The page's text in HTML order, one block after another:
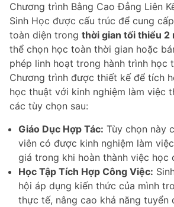
Chương trình Bằng Cao Đẳng Liên
Sinh Học được cấu trúc để cung
toàn diện trong thời gian tối thiểu 2
thể chọn học toàn thời gian hoặc
phép linh hoạt trong hành trình học
Chương trình được thiết kế để tích
học thuật với kinh nghiệm làm việc
các tùy chọn sau:
Giáo Dục Hợp Tác: Tùy chọn này
viên có được kinh nghiệm làm
giá trong khi hoàn thành việc học
Học Tập Tích Hợp Công Việc:
hội áp dụng kiến thức của mình
thực tế, nâng cao khả năng tuyển